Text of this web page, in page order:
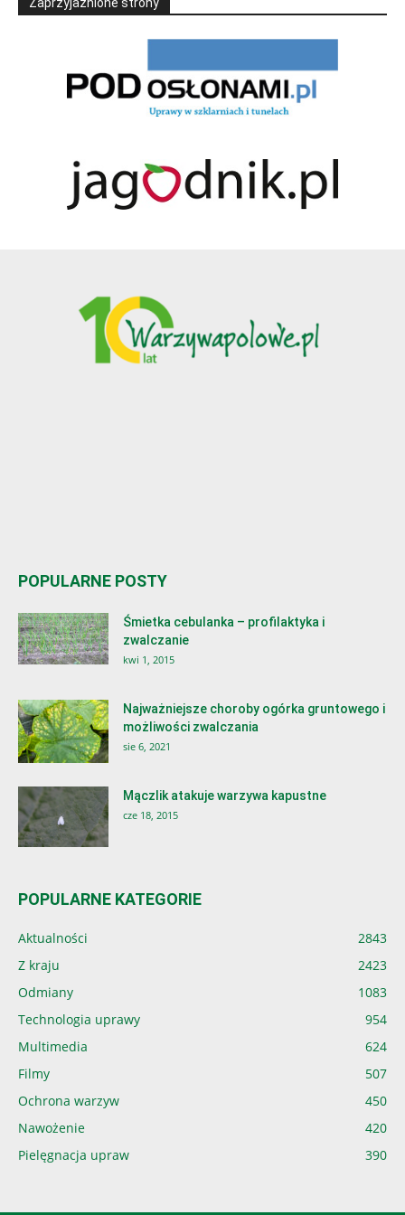
Zaprzyjaźnione strony
POPULARNE POSTY
Śmietka cebulanka – profilaktyka i
zwalczanie
kwi 1, 2015
Najważniejsze choroby ogórka gruntowego i
możliwości zwalczania
sie 6, 2021
Mączlik atakuje warzywa kapustne
cze 18, 2015
POPULARNE KATEGORIE
Aktualności
2843
Z kraju
2423
Odmiany
1083
Technologia uprawy
954
Multimedia
624
Filmy
507
Ochrona warzyw
450
Nawożenie
420
Pielęgnacja upraw
390